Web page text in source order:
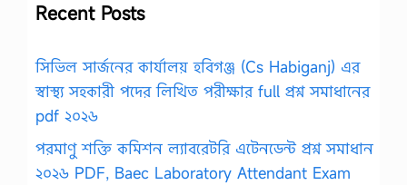
Recent Posts
সিভিল সার্জনের কার্যালয় হবিগঞ্জ (Cs Habiganj) এর
স্বাস্থ্য সহকারী পদের লিখিত পরীক্ষার full প্রশ্ন সমাধানের
pdf ২০২৬
পরমাণু শক্তি কমিশন ল্যাবরেটরি এটেনডেন্ট প্রশ্ন সমাধান
২০২৬ PDF, Baec Laboratory Attendant Exam